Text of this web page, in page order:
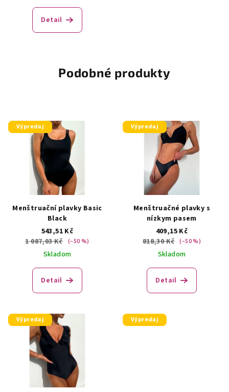
Detail
Podobné produkty
Výpredaj
Menštruační plavky Basic
Black
543,51 Kč
1 087,03 Kč
(–50 %)
Skladom
Detail
Výpredaj
Menštruačné plavky s
nízkym pasem
409,15 Kč
818,30 Kč (–50 %)
Skladom
Detail
Výpredaj Výpredaj